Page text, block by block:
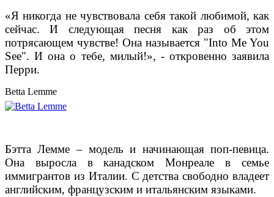
«Я никогда не чувствовала себя такой любимой, как
сейчас. И следующая песня как раз об этом
потрясающем чувстве! Она называется "Into Me You
See". И она о тебе, милый!», - откровенно заявила
Перри.
Betta Lemme
Бэтта Лемме – модель и начинающая поп-певица.
Она выросла в канадском Монреале в семье
иммигрантов из Италии. С детства свободно владеет
английским, французским и итальянским языками.